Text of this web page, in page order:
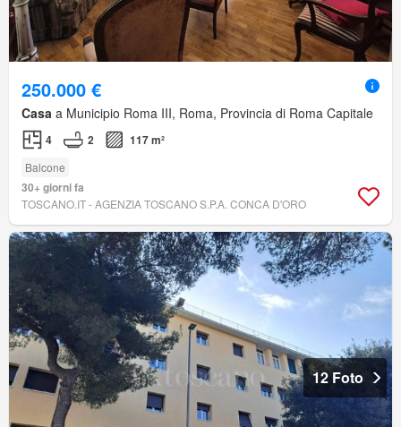
250.000 €
Casa a Municipio Roma III, Roma, Provincia di Roma Capitale
4 2 117 m²
Balcone
30+ giorni fa
TOSCANO.IT - AGENZIA TOSCANO S.P.A. CONCA D'ORO
12 Foto